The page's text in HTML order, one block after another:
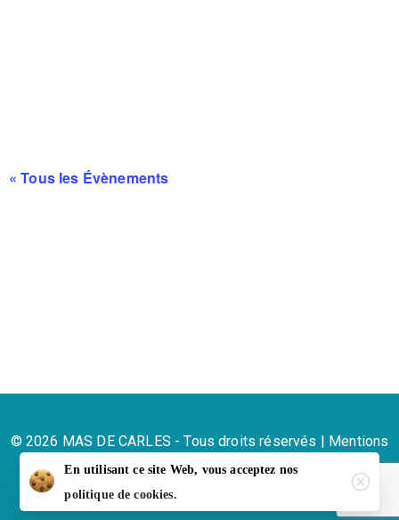
« Tous les Évènements
© 2026 MAS DE CARLES - Tous droits réservés | Mentions
légales
En utilisant ce site Web, vous acceptez nos
politique de cookies.